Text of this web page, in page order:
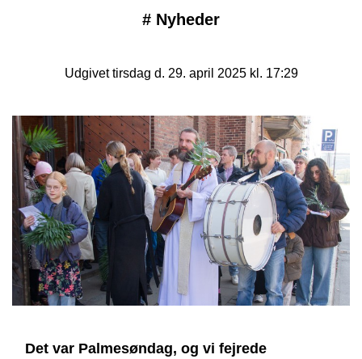
# Nyheder
Udgivet tirsdag d. 29. april 2025 kl. 17:29
Det var Palmesøndag, og vi fejrede